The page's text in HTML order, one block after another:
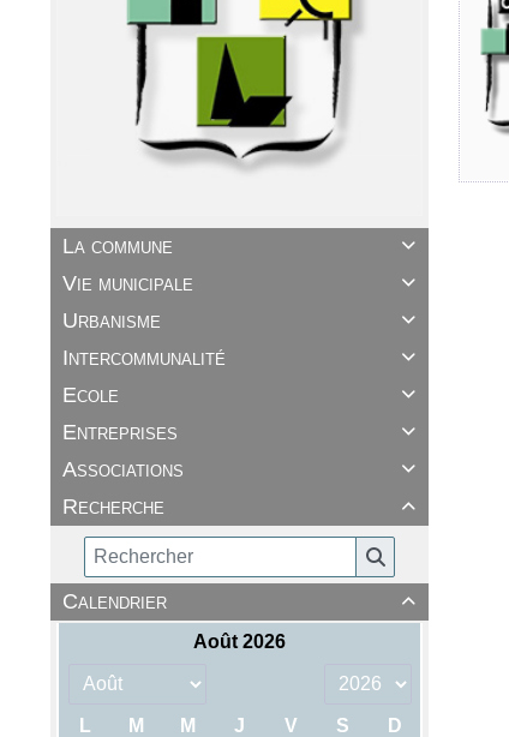

La commune

Vie municipale

Urbanisme

Intercommunalité

Ecole

Entreprises

Associations

Recherche

Calendrier